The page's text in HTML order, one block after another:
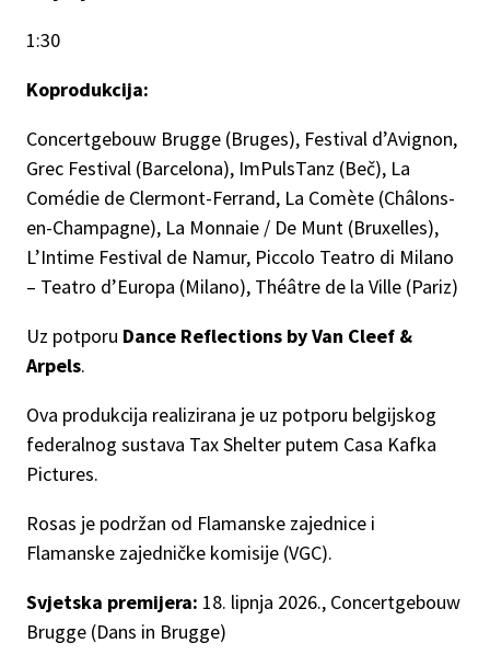
1:30
Koprodukcija:
Concertgebouw Brugge (Bruges), Festival d’Avignon,
Grec Festival (Barcelona), ImPulsTanz (Beč), La
Comédie de Clermont-Ferrand, La Comète (Châlons-
en-Champagne), La Monnaie / De Munt (Bruxelles),
L’Intime Festival de Namur, Piccolo Teatro di Milano
– Teatro d’Europa (Milano), Théâtre de la Ville (Pariz)
Uz potporu Dance Reflections by Van Cleef &
Arpels.
Ova produkcija realizirana je uz potporu belgijskog
federalnog sustava Tax Shelter putem Casa Kafka
Pictures.
Rosas je podržan od Flamanske zajednice i
Flamanske zajedničke komisije (VGC).
Svjetska premijera: 18. lipnja 2026., Concertgebouw
Brugge (Dans in Brugge)